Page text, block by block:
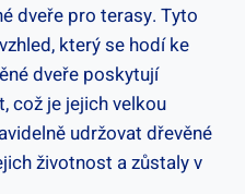
dveře pro terasy. Tyto
který se hodí ke
dveře poskytují
což je jejich velkou
udržovat dřevěné
životnost a zůstaly v